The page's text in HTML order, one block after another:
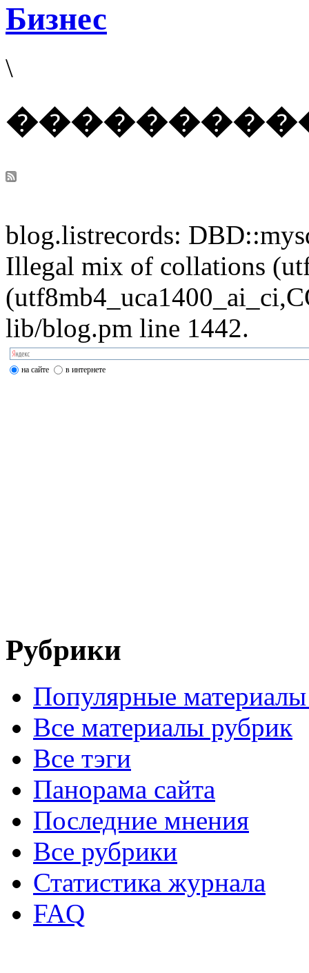
Бизнес
\
blog.listrecords:
Illegal mix of collations
lib/blog.pm line 1442.
на сайте в интернете
Рубрики
Популярные
Все материалы рубрик
Все тэги
Панорама сайта
Последние мнения
Все рубрики
Статистика журнала
FAQ